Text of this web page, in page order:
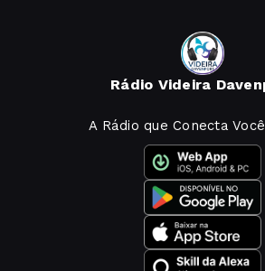
Rádio Videira
A Rádio que Conecta